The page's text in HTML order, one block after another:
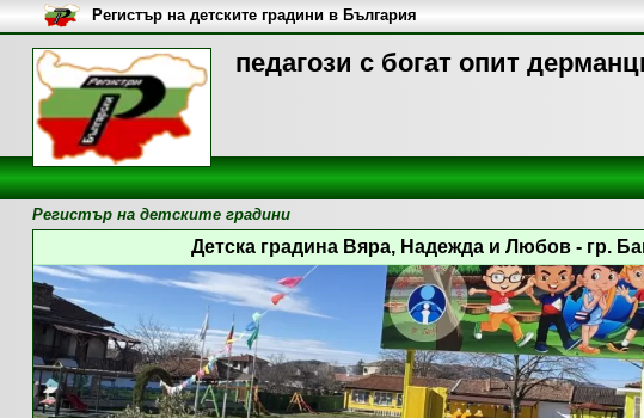
педагози с богат опит
Регистър на детските градини в България
Регистър на детските градини
Детска градина Вяра, Надежда и Любов - гр.